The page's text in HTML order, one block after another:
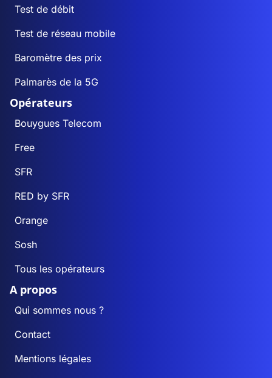
Test de débit
Test de réseau mobile
Baromètre des prix
Palmarès de la 5G
Opérateurs
Bouygues Telecom
Free
SFR
RED by SFR
Orange
Sosh
Tous les opérateurs
A propos
Qui sommes nous ?
Contact
Mentions légales